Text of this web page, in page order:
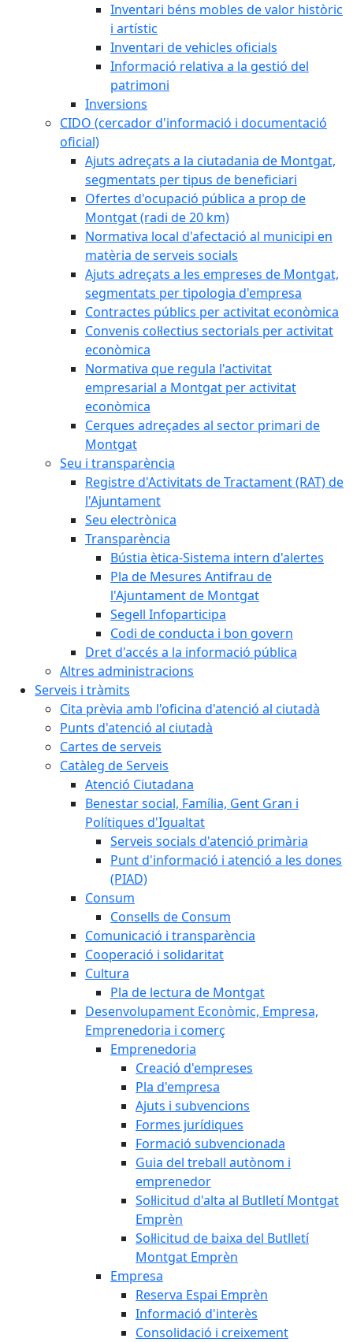
Inventari béns mobles de valor històric
i artístic
Inventari de vehicles oficials
Informació relativa a la gestió del
patrimoni
Inversions
CIDO (cercador d'informació i documentació
oficial)
Ajuts adreçats a la ciutadania de Montgat,
segmentats per tipus de beneficiari
Ofertes d'ocupació pública a prop de
Montgat (radi de 20 km)
Normativa local d'afectació al municipi en
matèria de serveis socials
Ajuts adreçats a les empreses de Montgat,
segmentats per tipologia d'empresa
Contractes públics per activitat econòmica
Convenis col·lectius sectorials per activitat
econòmica
Normativa que regula l'activitat
empresarial a Montgat per activitat
econòmica
Cerques adreçades al sector primari de
Montgat
Seu i transparència
Registre d'Activitats de Tractament (RAT) de
l'Ajuntament
Seu electrònica
Transparència
Bústia ètica-Sistema intern d'alertes
Pla de Mesures Antifrau de
l'Ajuntament de Montgat
Segell Infoparticipa
Codi de conducta i bon govern
Dret d'accés a la informació pública
Altres administracions
Serveis i tràmits
Cita prèvia amb l'oficina d'atenció al ciutadà
Punts d'atenció al ciutadà
Cartes de serveis
Catàleg de Serveis
Atenció Ciutadana
Benestar social, Família, Gent Gran i
Polítiques d'Igualtat
Serveis socials d'atenció primària
Punt d'informació i atenció a les dones
(PIAD)
Consum
Consells de Consum
Comunicació i transparència
Cooperació i solidaritat
Cultura
Pla de lectura de Montgat
Desenvolupament Econòmic, Empresa,
Emprenedoria i comerç
Emprenedoria
Creació d'empreses
Pla d'empresa
Ajuts i subvencions
Formes jurídiques
Formació subvencionada
Guia del treball autònom i
emprenedor
Sol·licitud d'alta al Butlletí Montgat
Emprèn
Sol·licitud de baixa del Butlletí
Montgat Emprèn
Empresa
Reserva Espai Emprèn
Informació d'interès
Consolidació i creixement